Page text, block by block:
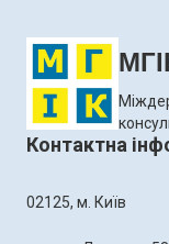
Контактна
02125, м. Київ